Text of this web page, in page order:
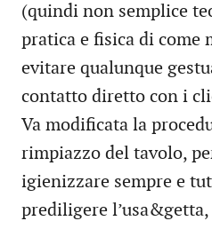
(quindi non semplice
pratica e fisica di come
evitare qualunque
contatto diretto con i
Va modificata la
rimpiazzo del tavolo,
igienizzare sempre e
prediligere